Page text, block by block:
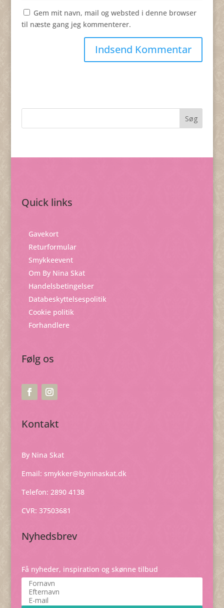
Gem mit navn, mail og websted i denne browser
til næste gang jeg kommenterer.
Quick links
Gavekort
Returformular
Smykkeevent
Om By Nina Skat
Handelsbetingelser
Databeskyttelsespolitik
Cookie politik
Forhandlere
Følg os
Kontakt
By Nina Skat
Email: smykker@byninaskat.dk
Telefon: 2890 4138
CVR: 37503681
Nyhedsbrev
Få nyheder, inspiration og skønne tilbud